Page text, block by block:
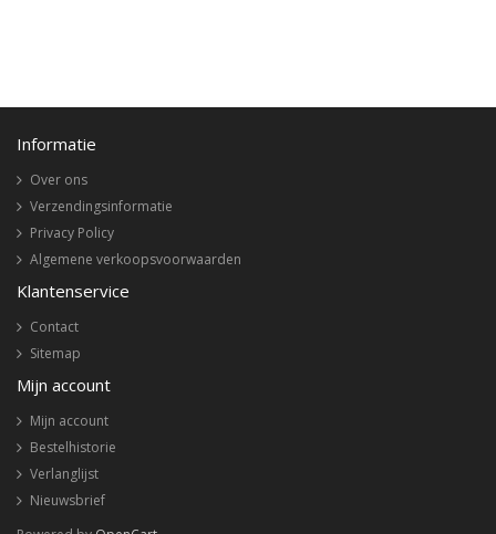
Informatie
Over ons
Verzendingsinformatie
Privacy Policy
Algemene verkoopsvoorwaarden
Klantenservice
Contact
Sitemap
Mijn account
Mijn account
Bestelhistorie
Verlanglijst
Nieuwsbrief